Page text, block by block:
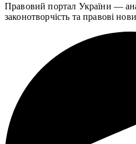
Правовий портал України —
законотворчість та правові